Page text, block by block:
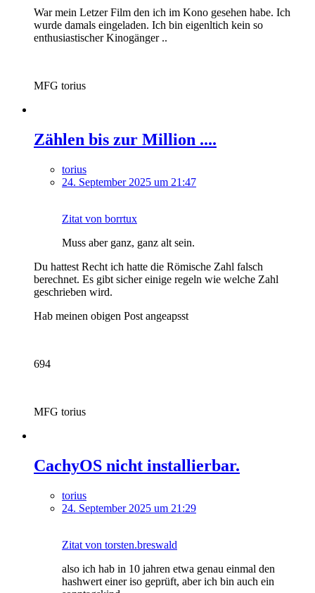
War mein Letzer Film den ich im Kono gesehen habe. Ich
wurde damals eingeladen. Ich bin eigenltich kein so
enthusiastischer Kinogänger ..
MFG torius
Zählen bis zur Million ....
torius
24. September 2025 um 21:47
Zitat von borrtux
Muss aber ganz, ganz alt sein.
Du hattest Recht ich hatte die Römische Zahl falsch
berechnet. Es gibt sicher einige regeln wie welche Zahl
geschrieben wird.
Hab meinen obigen Post angeapsst
694
MFG torius
CachyOS nicht installierbar.
torius
24. September 2025 um 21:29
Zitat von torsten.breswald
also ich hab in 10 jahren etwa genau einmal den
hashwert einer iso geprüft, aber ich bin auch ein